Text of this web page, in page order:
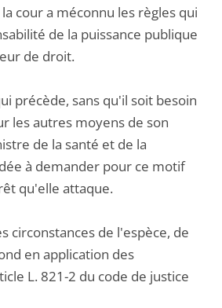
cour a méconnu les règles qui
de la puissance publique
de droit.
précède, sans qu'il soit besoin
les autres moyens de son
de la santé et de la
à demander pour ce motif
qu'elle attaque.
circonstances de l'espèce, de
en application des
L. 821-2 du code de justice